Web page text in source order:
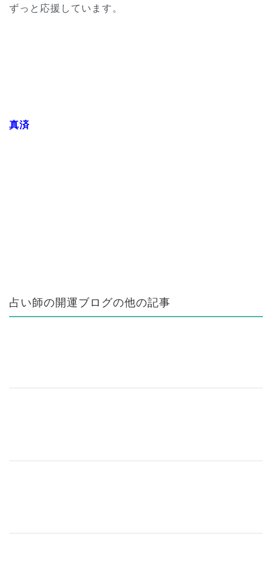
ずっと応援しています。
真済
占い師の開運ブログの他の記事